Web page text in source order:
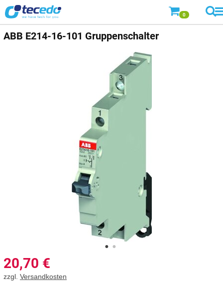
0
ABB E214-16-101 Gruppenschalter
20,70 €
zzgl. Versandkosten